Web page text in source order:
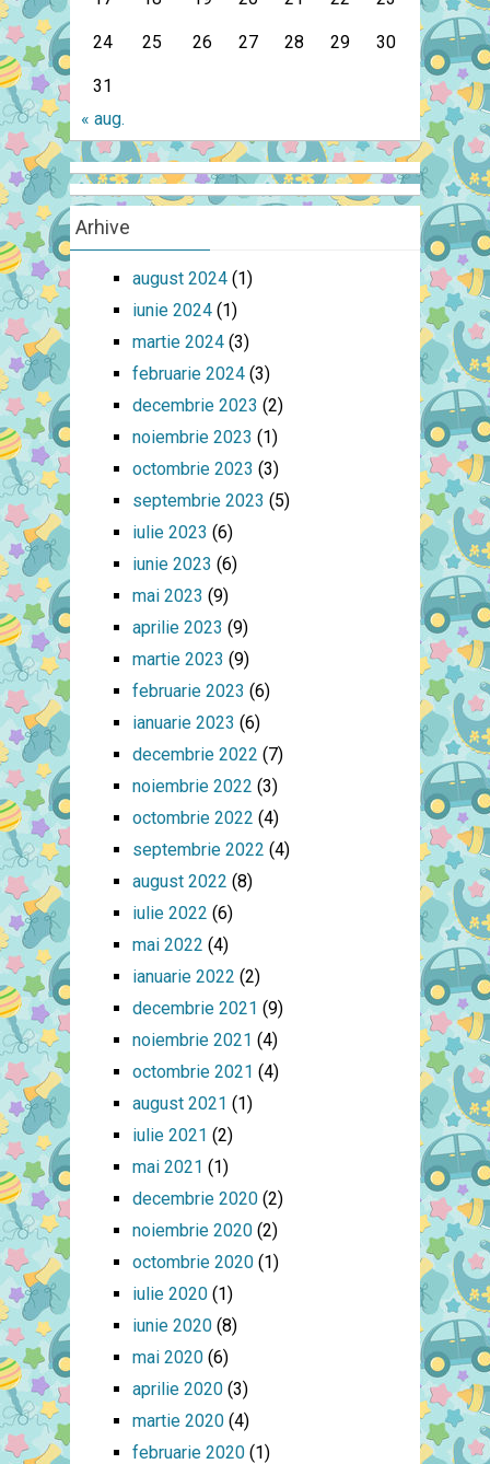
24 25 26 27 28 29 30
31
« aug.
Arhive
august 2024(1)
iunie 2024(1)
martie 2024(3)
februarie 2024(3)
decembrie 2023 (2)
noiembrie 2023 (1)
octombrie 2023 (3)
septembrie 2023 (5)
iulie 2023 (6)
iunie 2023 (6)
mai 2023 (9)
aprilie 2023 (9)
martie 2023 (9)
februarie 2023 (6)
ianuarie 2023 (6)
decembrie 2022 (7)
noiembrie 2022 (3)
octombrie 2022 (4)
septembrie 2022 (4)
august 2022 (8)
iulie 2022 (6)
mai 2022 (4)
ianuarie 2022 (2)
decembrie 2021 (9)
noiembrie 2021 (4)
octombrie 2021 (4)
august 2021 (1)
iulie 2021 (2)
mai 2021 (1)
decembrie 2020(2)
noiembrie 2020(2)
octombrie 2020(1)
iulie 2020(1)
iunie 2020(8)
mai 2020(6)
aprilie 2020(3)
martie 2020(4)
februarie 2020(1)